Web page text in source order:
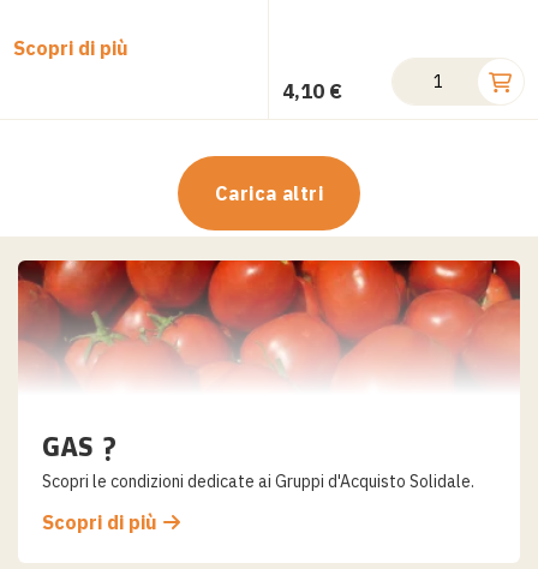
Scopri di più
4,10 €
Carica altri
contenuto
GAS ?
Scopri le condizioni dedicate ai Gruppi d'Acquisto Solidale.
Scopri di più